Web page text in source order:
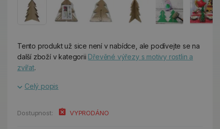
Tento produkt už sice není v nabídce, ale podívejte se na
další zboží v kategorii Dřevěné výřezy s motivy rostlin a
zvířat.
Celý popis
Dostupnost: VYPRODÁNO